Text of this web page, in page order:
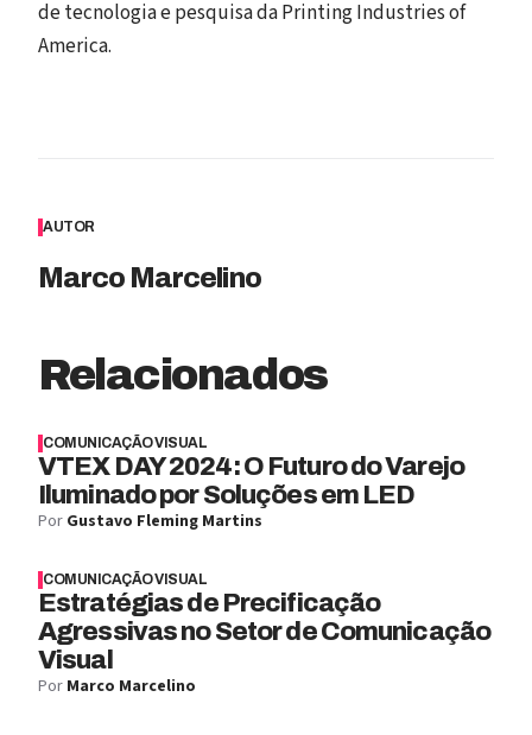
de tecnologia e pesquisa da Printing Industries of
America.
AUTOR
Marco Marcelino
Relacionados
COMUNICAÇÃO VISUAL
VTEX DAY 2024: O Futuro do Varejo
Iluminado por Soluções em LED
Por Gustavo Fleming Martins
COMUNICAÇÃO VISUAL
Estratégias de Precificação
Agressivas no Setor de Comunicação
Visual
Por Marco Marcelino